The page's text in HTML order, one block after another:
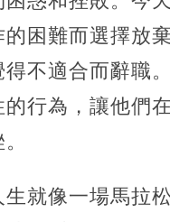
的困難而選擇放
得不適合而辭職
的行為，讓他們
生就像一場馬拉